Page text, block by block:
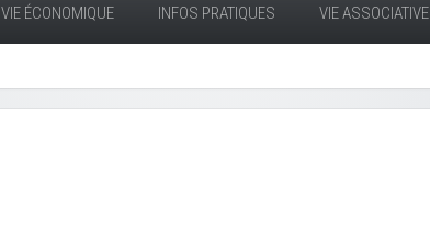
VIE ÉCONOMIQUE INFOS PRATIQUES VIE ASSOCIATIVE